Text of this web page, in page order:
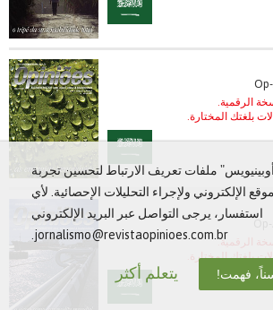
الرقمية.
بلغتك المختارة.
الرقمية.
بلغتك المختارة.
ملفات تعريف الارتباط لتحسين تجربة
الإلكتروني ولإجراء التحليلات الإحصائية. لأي
استفسار، يرجى التواصل عبر البريد الإلكتروني
jornalismo@revistaopinioes.com.br.
يتعلم أكثر فهمت!